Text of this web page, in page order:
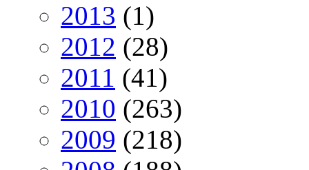
2013 (1)
2012 (28)
2011 (41)
2010 (263)
2009 (218)